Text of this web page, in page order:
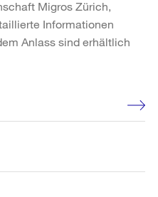
Migros Zürich,
Informationen
Anlass sind erhältlich